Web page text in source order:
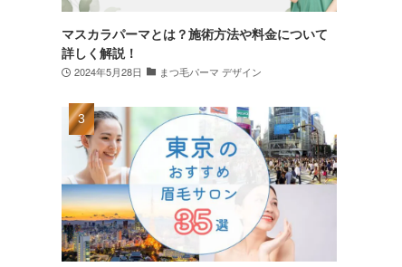
マスカラパーマとは？施術方法や料金について
詳しく解説！
2024年5月28日 まつ毛パーマ デザイン